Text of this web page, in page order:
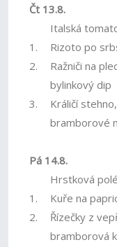
Čt 13.8.
Italská
1.
Rizoto po
2.
Ražniči na
bylinkový dip
3.
Králičí
bramborové
Pá 14.8.
Hrstková
1.
Kuře na
2.
Řízečky z
bramborová